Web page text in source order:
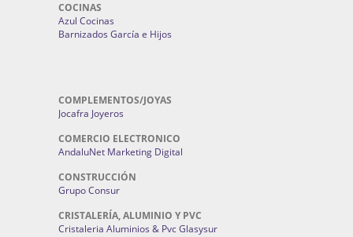
COCINAS
Azul Cocinas
Barnizados García e Hijos
COMPLEMENTOS/JOYAS
Jocafra Joyeros
COMERCIO ELECTRONICO
AndaluNet Marketing Digital
CONSTRUCCIÓN
Grupo Consur
CRISTALERÍA, ALUMINIO Y PVC
Cristaleria Aluminios & Pvc Glasysur